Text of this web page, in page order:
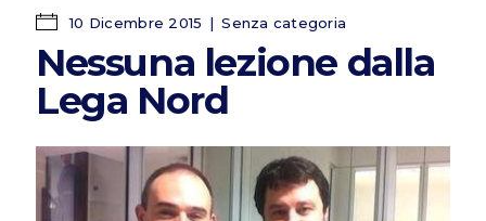
10 Dicembre 2015 Senza categoria
Nessuna lezione dalla
Lega Nord